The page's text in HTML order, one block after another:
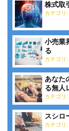
株式取
カテゴリ:
小売業
る
カテゴリ:
あなた
る無人
カテゴリ:
スシロ
カテゴリ: